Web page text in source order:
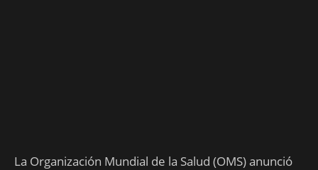
La Organización Mundial de la Salud (OMS) anunció